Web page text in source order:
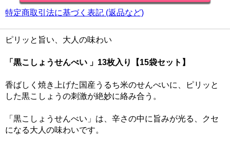
特定商取引法に基づく表記 (返品など)
ピリッと旨い、大人の味わい
「黒こしょうせんべい 」13枚入り【15袋セット】
香ばしく焼き上げた国産うるち米のせんべいに、ピリッと
した黒こしょうの刺激が絶妙に絡み合う。
「黒こしょうせんべい」は、辛さの中に旨みが光る、クセ
になる大人の味わいです。